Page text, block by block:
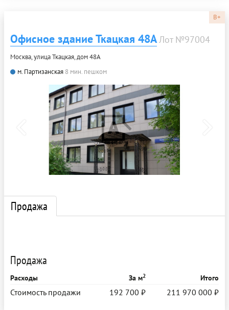
B+
Офисное здание Ткацкая 48А Лот №97004
Москва, улица Ткацкая, дом 48А
м. Партизанская 8 мин. пешком
Продажа
Продажа
Расходы За м2 Итого
Стоимость продажи 192 700 ₽ 211 970 000 ₽